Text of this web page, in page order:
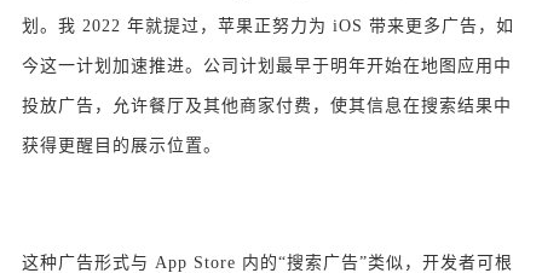
划。我 2022 年就提过，苹果正努力为 iOS 带来更多广告，如
今这一计划加速推进。公司计划最早于明年开始在地图应用中
投放广告，允许餐厅及其他商家付费，使其信息在搜索结果中
获得更醒目的展示位置。
这种广告形式与 App Store 内的“搜索广告”类似，开发者可根